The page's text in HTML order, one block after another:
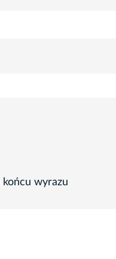
wyrazu